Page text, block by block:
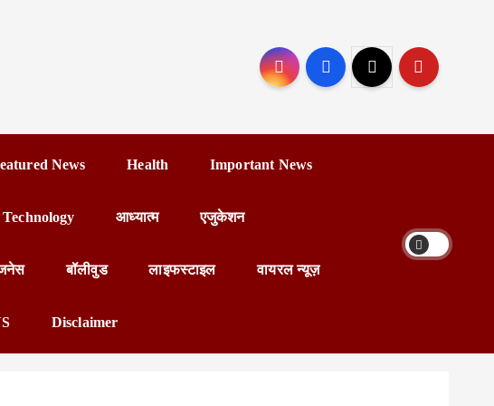
News Health Important News
Technology आध्यात्म एजुकेशन
बॉलीवुड लाइफस्टाइल वायरल न्यूज़
Disclaimer